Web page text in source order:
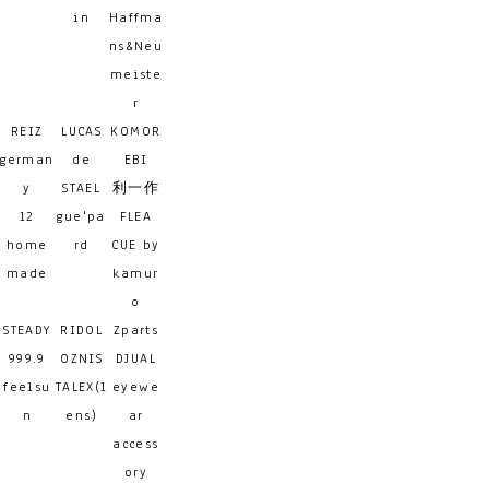
in
Haffma
ns&Neu
meiste
r
REIZ
german
y
LUCAS
de
STAEL
KOMOR
EBI
利一作
12
home
made
gue'pa
rd
FLEA
CUE by
kamur
o
STEADY
RIDOL
Zparts
999.9
feelsu
n
OZNIS
DJUAL
TALEX(l
ens)
eyewe
ar
access
ory